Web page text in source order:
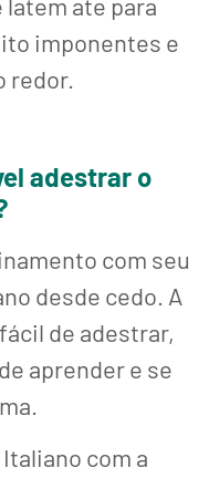
imponentes e
redor.
adestrar o
com seu
desde cedo. A
de adestrar,
aprender e se
com a